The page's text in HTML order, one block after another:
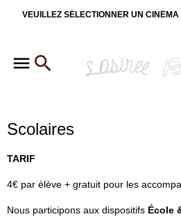
VEUILLEZ SÉLECTIONNER UN CINÉMA
Scolaires
TARIF
4€ par élève + gratuit pour les
Nous participons aux dispositifs École